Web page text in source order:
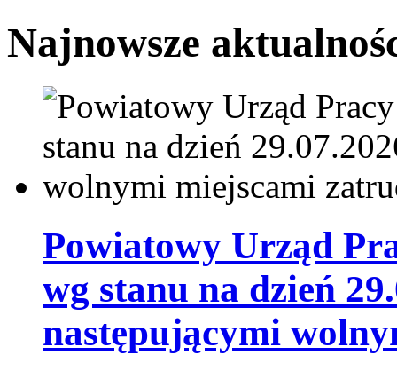
Najnowsze
Powiatowy Urząd
wg stanu na dzień
następującymi